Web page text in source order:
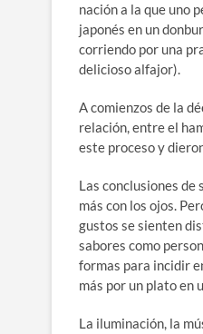
nación a la que uno
japonés en un
corriendo por una
delicioso alfajor).
A comienzos de la
relación, entre el
este proceso y
Las conclusiones de
más con los ojos.
gustos se sienten
sabores como
formas para incidir
más por un plato en
La iluminación, la